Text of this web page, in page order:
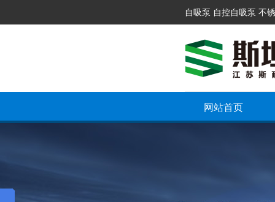
自吸泵 自控自吸泵 不
网站首页